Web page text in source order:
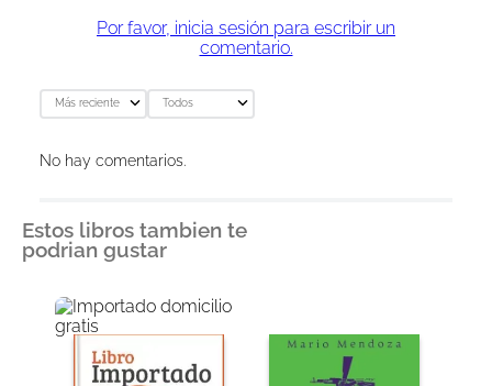
Por favor, inicia sesión para escribir un
comentario.
Más reciente Todos
No hay comentarios.
Estos libros tambien te
podrian gustar